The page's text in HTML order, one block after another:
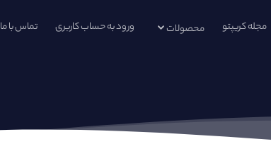
مجله کریپتو محصولات ورود به حساب کاربری تماس با ما